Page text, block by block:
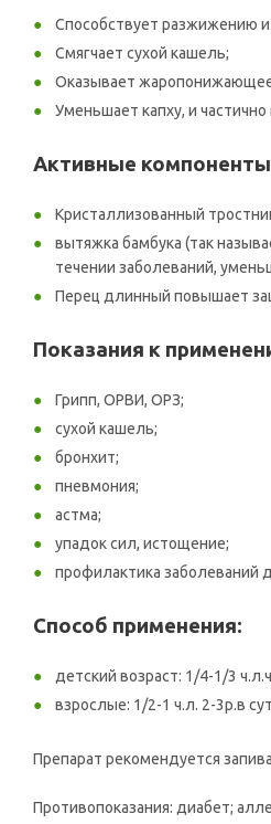
Способствует разжижению
Смягчает сухой кашель;
Оказывает
Уменьшает капху, и
Активные
Кристаллизованный
вытяжка бамбука (так
течении заболеваний,
Перец длинный повышает
Показания к
Грипп, ОРВИ, ОРЗ;
сухой кашель;
бронхит;
пневмония;
астма;
упадок сил, истощение;
профилактика заболеваний
Способ применения:
детский возраст: 1/4-1/3
взрослые: 1/2-1 ч.л. 2-3р.в
Препарат рекомендуется
Противопоказания: диабет;